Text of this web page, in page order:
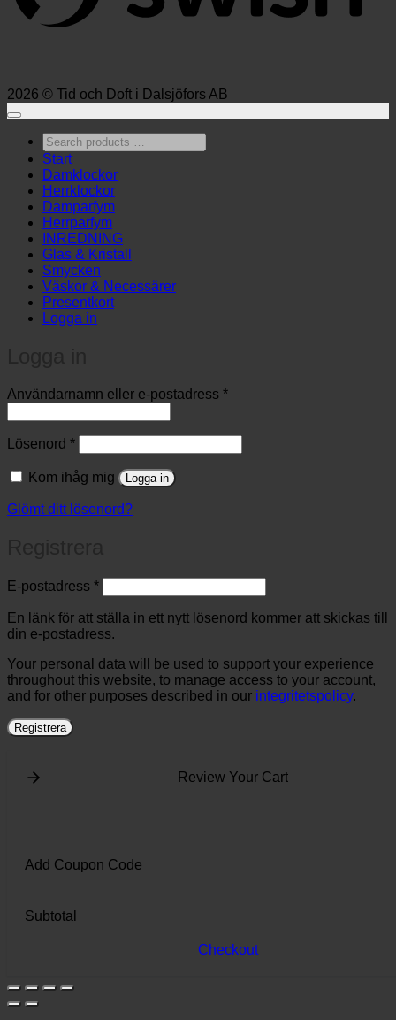
2026 © Tid och Doft i Dalsjöfors AB
Search
products
…
Start
Damklockor
Herrklockor
Damparfym
Herrparfym
INREDNING
Glas & Kristall
Smycken
Väskor & Necessärer
Presentkort
Logga in
Användarnamn eller e-postadress *Obligatoriskt
Lösenord *Obligatoriskt
Kom ihåg mig Logga in
Glömt ditt lösenord?
E-postadress *Obligatoriskt
En länk för att ställa in ett nytt lösenord kommer att skickas till
din e-postadress.
Your personal data will be used to support your experience
throughout this website, to manage access to your account,
and for other purposes described in our integritetspolicy.
Registrera
Review Your Cart
Add Coupon Code
Subtotal
Checkout